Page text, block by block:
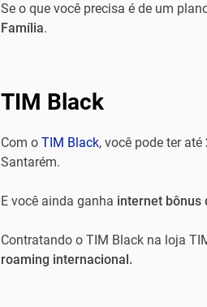
Se o que você precisa é de um
Família.
TIM Black
Com o TIM Black, você pode ter até
Santarém.
E você ainda ganha internet bônus
Contratando o TIM Black na loja
roaming internacional.